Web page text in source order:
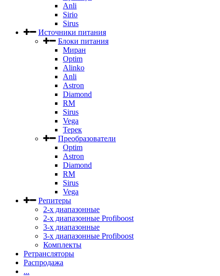
Anli
Sirio
Sirus
Источники питания
Блоки питания
Миран
Optim
Alinko
Anli
Astron
Diamond
RM
Sirus
Vega
Терек
Преобразователи
Optim
Astron
Diamond
RM
Sirus
Vega
Репитеры
2-х диапазонные
2-х диапазонные Profiboost
3-х диапазонные
3-х диапазонные Profiboost
Комплекты
Ретрансляторы
Распродажа
...